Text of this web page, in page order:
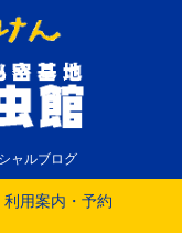
ャルブログ
利用案内・予約